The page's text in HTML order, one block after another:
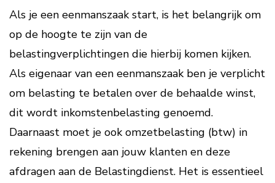
Als je een eenmanszaak start, is het belangrijk om
op de hoogte te zijn van de
belastingverplichtingen die hierbij komen kijken.
Als eigenaar van een eenmanszaak ben je verplicht
om belasting te betalen over de behaalde winst,
dit wordt inkomstenbelasting genoemd.
Daarnaast moet je ook omzetbelasting (btw) in
rekening brengen aan jouw klanten en deze
afdragen aan de Belastingdienst. Het is essentieel